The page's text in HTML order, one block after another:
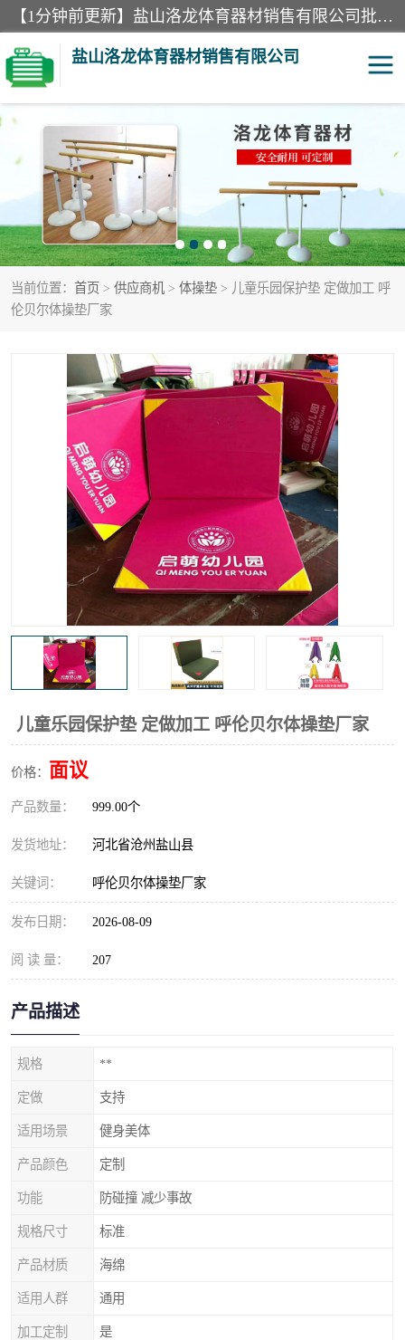
【1分钟前更新】盐山洛龙体育器材销售有限公司批量供应：300米障碍器材、400米障碍器材、部队训练器材、双杠、体操垫、舞蹈把杆等产品。盐山洛龙体育器材销售有限公司经过多年的发展，集研发，生产，销售，售后服务为一体. 奉行“质量，信誉，服务”的宗旨，以开拓创新的精神和真诚守信的态度积极进取。
盐山洛龙体育器材销售有限公司
当前位置： 首页 > 供应商机 > 体操垫 > 儿童乐园保护垫 定做加工 呼
伦贝尔体操垫厂家
儿童乐园保护垫 定做加工 呼伦贝尔体操垫厂家
价格： 面议
产品数量： 999.00个
发货地址： 河北省沧州盐山县
关键词： 呼伦贝尔体操垫厂家
发布日期： 2026-08-09
阅 读 量： 207
产品描述
规格 **
定做 支持
适用场景 健身美体
产品颜色 定制
功能 防碰撞 减少事故
规格尺寸 标准
产品材质 海绵
适用人群 通用
加工定制 是
单双杠 舞蹈把杆
400米障碍器材 体操垫
300米障碍器材 攀爬架
塑胶跑道 400米障碍器材1